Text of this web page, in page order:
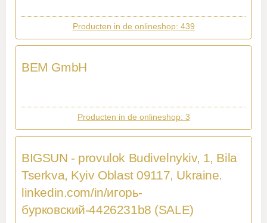
Producten in de onlineshop: 439
BEM GmbH
Producten in de onlineshop: 3
BIGSUN - provulok Budivelnykiv, 1, Bila
Tserkva, Kyiv Oblast 09117, Ukraine.
linkedin.com/in/игорь-
бурковский-4426231b8 (SALE)